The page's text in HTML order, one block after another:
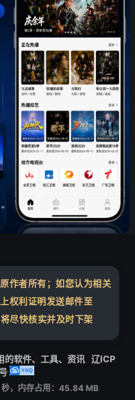
作者所有；如您认为相关
权利证明发送邮件至
尽快核实并及时下架
的软件、工具、资讯 辽ICP
，内存占用：45.84 MB